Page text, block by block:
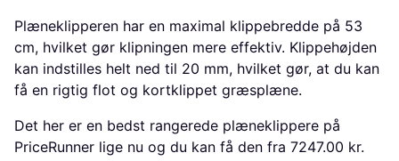
Plæneklipperen har en maximal klippebredde på 53
cm, hvilket gør klipningen mere effektiv. Klippehøjden
kan indstilles helt ned til 20 mm, hvilket gør, at du kan
få en rigtig flot og kortklippet græsplæne.
Det her er en bedst rangerede plæneklippere på
PriceRunner lige nu og du kan få den fra 7247.00 kr.